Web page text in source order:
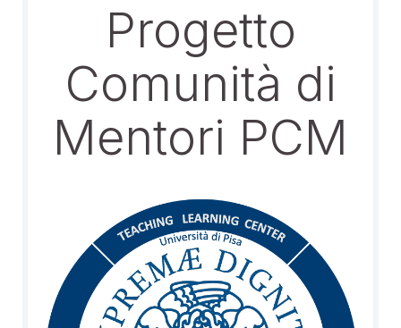
Progetto
Comunità di
Mentori PCM